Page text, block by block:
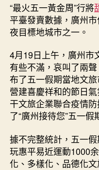
“最火五一黃金周”行將
平臺發賣數據，廣州
夜目標地城市之一。
4月19日上午，廣州市
有些不滿，哀叫了兩
布了五一假期當地文
營建喜慶祥和的節日
干文旅企業聯合疫情
了“廣州接待您”五一假
據不完整統計，五一
玩惠平易近運動1000
化、多樣化、品德化文